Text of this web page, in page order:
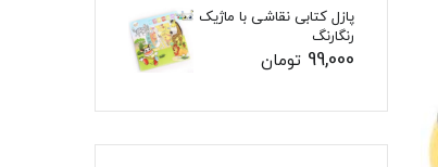
پازل کتابی نقاشی با ماژیک
رنگارنگ
99,000 تومان